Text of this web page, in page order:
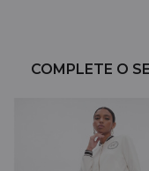
COMPLETE O